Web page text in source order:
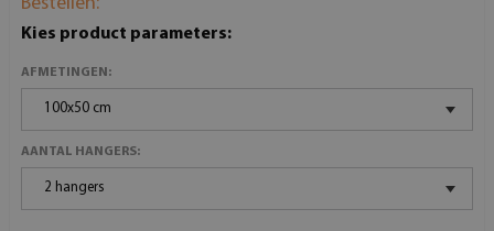
Kies product parameters:
AFMETINGEN:
100x50 cm
AANTAL HANGERS:
2 hangers